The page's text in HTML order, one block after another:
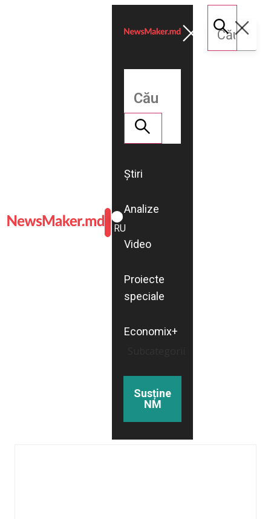
ROMÂNĂ
RU
Știri
Analize
Video
Proiecte
speciale
Economix+
Susține
NM